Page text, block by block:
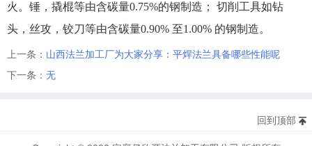
火。锤，撬棍等由含碳量0.75%的钢制造； 切削工具如钻
头，丝攻，铰刀等由含碳量0.90% 至1.00% 的钢制造。
上一条： 山西法兰加工厂为大家分享：平焊法兰具备哪些性能呢
下一条： 无
回到顶部